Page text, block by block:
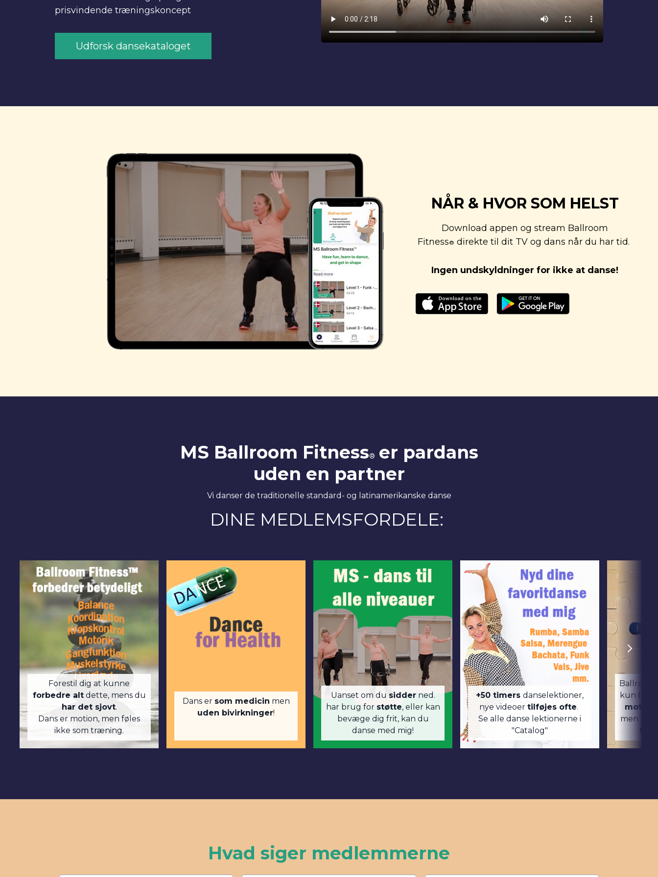
prisvindende træningskoncept
Udforsk dansekataloget
NÅR & HVOR SOM HELST
Download appen og stream Ballroom
Fitness® direkte til dit TV og dans når du har tid.
Ingen undskyldninger for ikke at danse!
MS Ballroom Fitness® er pardans
uden en partner
Vi danser de traditionelle standard- og latinamerikanske danse
DINE MEDLEMSFORDELE:
Forestil dig at kunne
forbedre altdette, mens du
har det sjovt.
Dans er motion, men føles
ikke som træning.
Dans er som medicin men
uden bivirkninger!
Uanset om du sidderned.
har brug for støtte, eller kan
bevæge dig frit, kan du
danse med mig!
+50 timers danselektioner,
nye videoer tilføjes ofte.
Se alle danse lektionerne i
"Catalog"
kun til
men der
Hvad siger medlemmerne